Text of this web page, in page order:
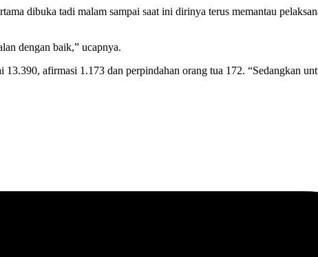
dibuka tadi malam sampai saat ini dirinya terus memantau
dengan baik,” ucapnya.
afirmasi 1.173 dan perpindahan orang tua 172. “Sedangkan